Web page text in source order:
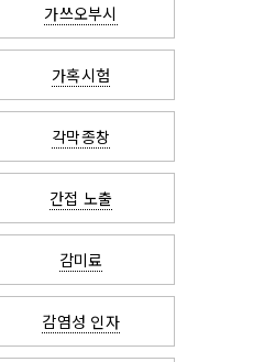
가쓰오부시
가혹시험
각막종창
간접 노출
감미료
감염성 인자